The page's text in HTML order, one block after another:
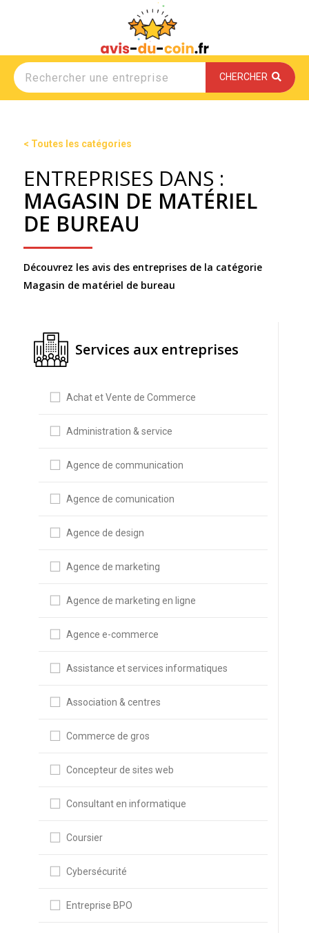
CHERCHER
< Toutes les catégories
ENTREPRISES DANS :
MAGASIN DE MATÉRIEL
DE BUREAU
Découvrez les avis des entreprises de la catégorie
Magasin de matériel de bureau
Services aux entreprises
Achat et Vente de Commerce
Administration & service
Agence de communication
Agence de comunication
Agence de design
Agence de marketing
Agence de marketing en ligne
Agence e-commerce
Assistance et services informatiques
Association & centres
Commerce de gros
Concepteur de sites web
Consultant en informatique
Coursier
Cybersécurité
Entreprise BPO